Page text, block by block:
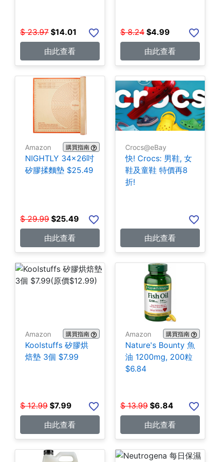
$ 23.97 $14.01
由此查看
$ 8.24 $4.99
由此查看
Amazon 購買指南
NIGHTLY 34x26吋
矽膠揉麵墊 $25.49
$ 29.99 $25.49
由此查看
Crocs@eBay
快! Crocs: 男鞋, 女
鞋及童鞋 特價再8
折!
由此查看
Amazon 購買指南
Koolstuffs 矽膠烘
焙墊 3個 $7.99
$ 12.99 $7.99
由此查看
Amazon 購買指南
Nature's Bounty 魚
油 1200mg, 200粒
$6.84
$ 13.99 $6.84
由此查看